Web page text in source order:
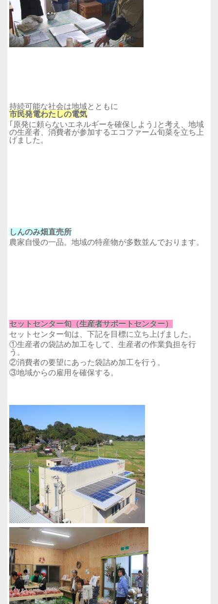
持続可能な社会は地域とともに
市民発電わたしの電気
｢原発に頼らないエネルギーを確保しよう｣と考え、地域
の生産者、消費者が参加するエコファーム旬菜を立ち上
げました。
しんのみ畑直売所
農家自慢の一品。地域の特産物が多数並んでおります。
セットセンター旬（生産者サポートセンター）
セットセンター旬は、下記を目標に立ち上げました。
①生産者の袋詰め加工をして、生産者の作業負担を行
う。
②消費者の要望にあった袋詰め加工を行う。
③地域からの雇用を確保する。